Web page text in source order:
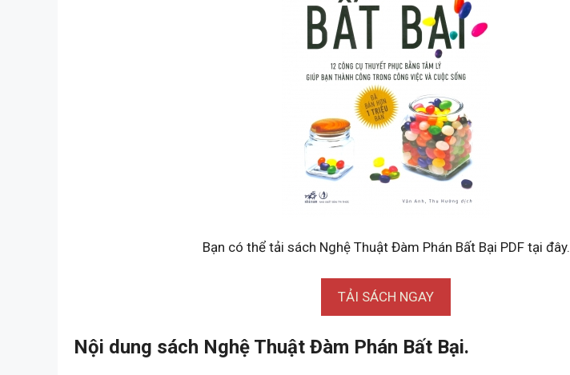
Bạn có thể tải sách Nghệ Thuật Đàm Phán Bất Bại PDF tại đây.
TẢI SÁCH NGAY
Nội dung sách Nghệ Thuật Đàm Phán Bất Bại.